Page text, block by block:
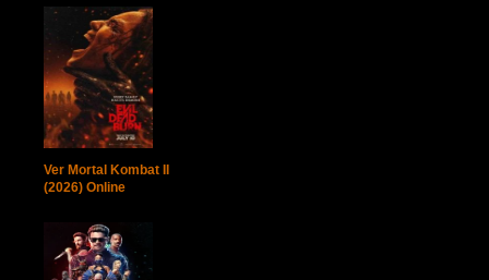
Ver Mortal Kombat II
(2026) Online